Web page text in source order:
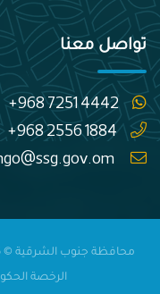
تواصل معنا
+968 7251 4442
+968 2556 1884
الرخصة